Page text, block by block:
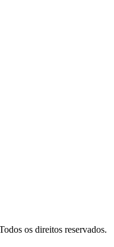
os direitos reservados.